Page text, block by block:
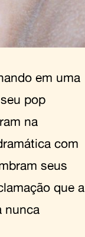
em uma
pop
na
com
seus
que a
nunca